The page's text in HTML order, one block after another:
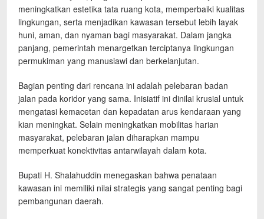
meningkatkan estetika tata ruang kota, memperbaiki kualitas
lingkungan, serta menjadikan kawasan tersebut lebih layak
huni, aman, dan nyaman bagi masyarakat. Dalam jangka
panjang, pemerintah menargetkan terciptanya lingkungan
permukiman yang manusiawi dan berkelanjutan.
Bagian penting dari rencana ini adalah pelebaran badan
jalan pada koridor yang sama. Inisiatif ini dinilai krusial untuk
mengatasi kemacetan dan kepadatan arus kendaraan yang
kian meningkat. Selain meningkatkan mobilitas harian
masyarakat, pelebaran jalan diharapkan mampu
memperkuat konektivitas antarwilayah dalam kota.
Bupati H. Shalahuddin menegaskan bahwa penataan
kawasan ini memiliki nilai strategis yang sangat penting bagi
pembangunan daerah.